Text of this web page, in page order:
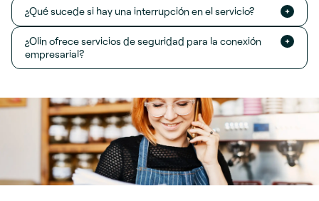
¿Qué sucede si hay una interrupción en el servicio?
¿Olin ofrece servicios de seguridad para la conexión
empresarial?